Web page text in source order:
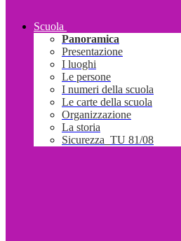
Scuola
Panoramica
Presentazione
I luoghi
Le persone
I numeri della scuola
Le carte della scuola
Organizzazione
La storia
Sicurezza_TU 81/08